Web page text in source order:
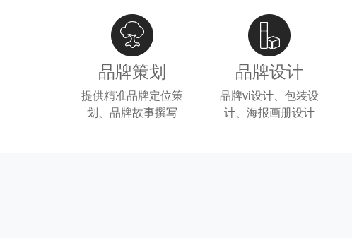
品牌策划
提供精准品牌定位策
划、品牌故事撰写
品牌设计
品牌vi设计、包装设
计、海报画册设计